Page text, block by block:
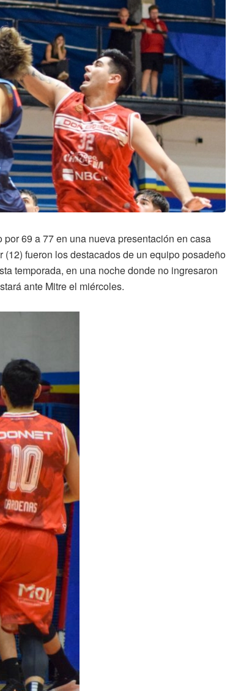
69 a 77 en una nueva presentación en casa
fueron los destacados de un equipo posadeño
temporada, en una noche donde no ingresaron
ante Mitre el miércoles.